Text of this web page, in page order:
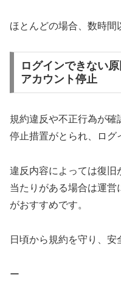
ほとんどの場合、数時間
ログインできない
アカウント停止
規約違反や不正行為が確
停止措置がとられ、ログ
違反内容によっては復旧
当たりがある場合は運
がおすすめです。
日頃から規約を守り、安
ー